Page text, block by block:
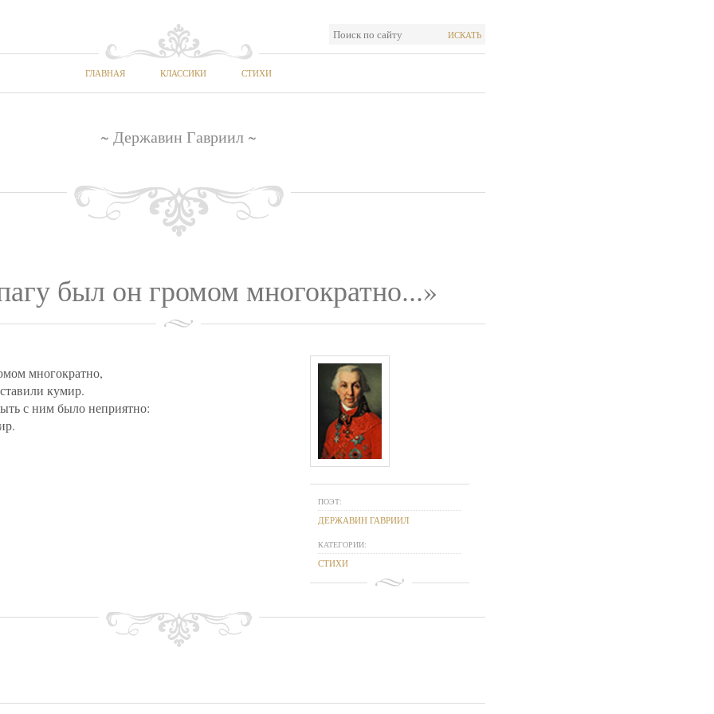
ИСКАТЬ
ГЛАВНАЯ КЛАССИКИ СТИХИ
~ Державин Гавриил ~
был он громом многократно...»
многократно,
кумир.
с ним было неприятно:
ПОЭТ:
ДЕРЖАВИН ГАВРИИЛ
КАТЕГОРИИ:
СТИХИ